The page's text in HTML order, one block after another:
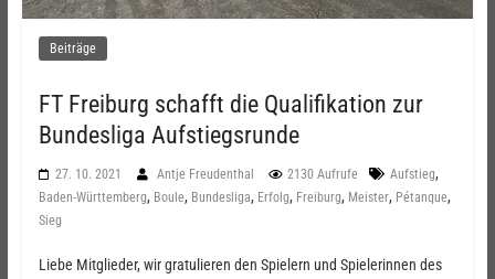
Beiträge
FT Freiburg schafft die Qualifikation zur
Bundesliga Aufstiegsrunde
27. 10. 2021 Antje Freudenthal 2130 Aufrufe Aufstieg,
Baden-Württemberg, Boule, Bundesliga, Erfolg, Freiburg, Meister, Pétanque,
Sieg
Liebe Mitglieder, wir gratulieren den Spielern und Spielerinnen des